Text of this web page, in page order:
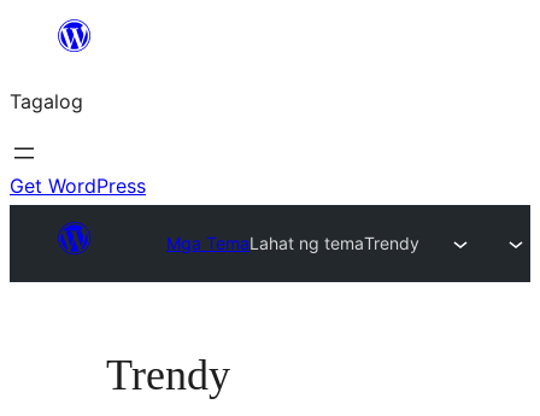
Lumaktaw
sa
content
Tagalog
Get WordPress
Mga TemaLahat ng temaTrendy
Trendy